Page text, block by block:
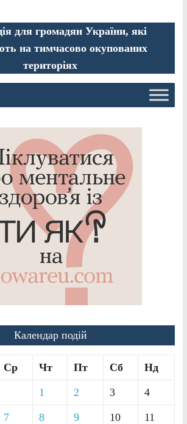
для громадян України, які
на тимчасово окупованих
територіях
Календар подій
Ср Чт Пт Сб Нд
1 2 3 4
7 8 9 10 11